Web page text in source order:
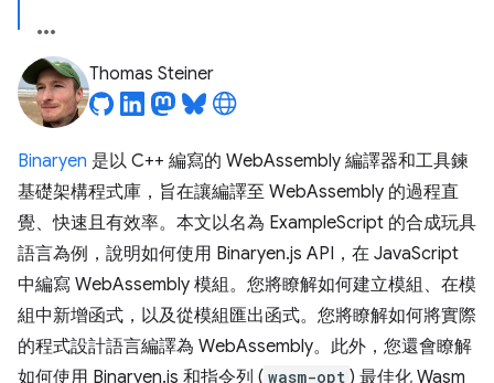
Thomas Steiner
Binaryen 是以 C++ 編寫的 WebAssembly 編譯器和工具鍊
基礎架構程式庫，旨在讓編譯至 WebAssembly 的過程直
覺、快速且有效率。本文以名為 ExampleScript 的合成玩具
語言為例，說明如何使用 Binaryen.js API，在 JavaScript
中編寫 WebAssembly 模組。您將瞭解如何建立模組、在模
組中新增函式，以及從模組匯出函式。您將瞭解如何將實際
的程式設計語言編譯為 WebAssembly。此外，您還會瞭解
如何使用 Binaryen.js 和指令列 ( wasm-opt ) 最佳化 Wasm